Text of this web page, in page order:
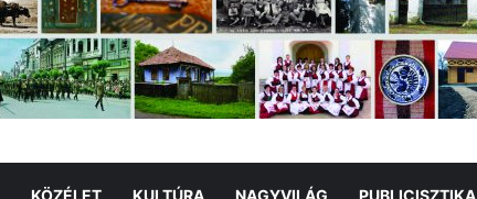
KÖZÉLET KULTÚRA NAGYVILÁG PUBLICISZTIKA